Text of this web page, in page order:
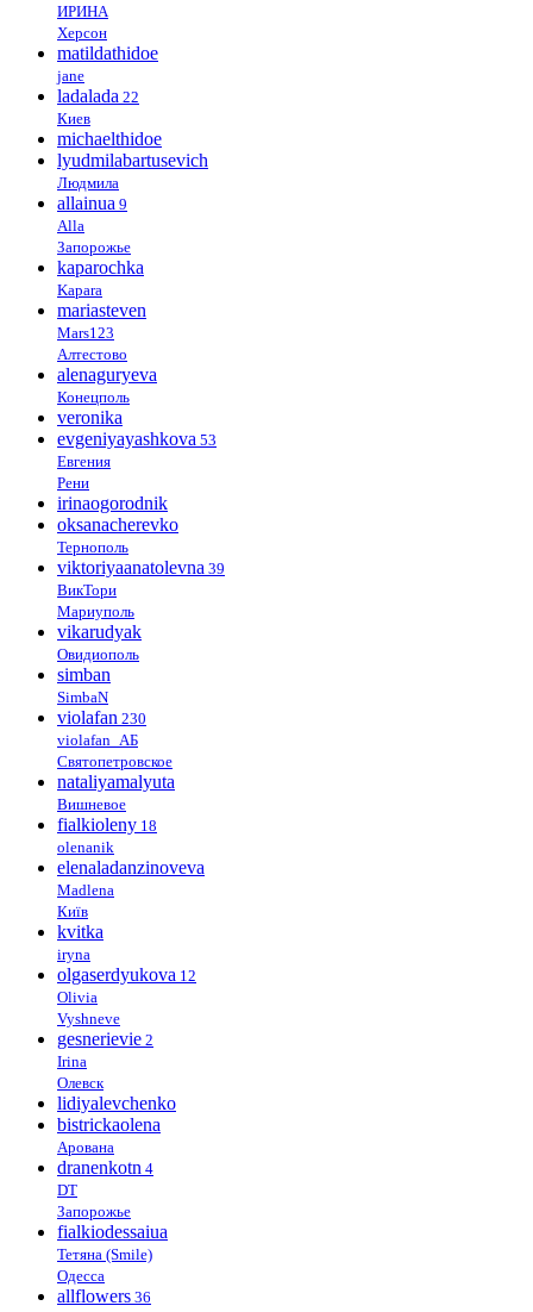
ИРИНА
Херсон
matildathidoe
jane
ladalada 22
Киев
michaelthidoe
lyudmilabartusevich
Людмила
allainua 9
Alla
Запорожье
kaparochka
Kapara
mariasteven
Mars123
Алтестово
alenaguryeva
Конецполь
veronika
evgeniyayashkova 53
Евгения
Рени
irinaogorodnik
oksanacherevko
Тернополь
viktoriyaanatolevna 39
ВикТори
Мариуполь
vikarudyak
Овидиополь
simban
SimbaN
violafan 230
violafan_АБ
Святопетровское
nataliyamalyuta
Вишневое
fialkioleny 18
olenanik
elenaladanzinoveva
Madlena
Київ
kvitka
iryna
olgaserdyukova 12
Olivia
Vyshneve
gesnerievie 2
Irina
Олевск
lidiyalevchenko
bistrickaolena
Арована
dranenkotn 4
DT
Запорожье
fialkiodessaiua
Тетяна (Smile)
Одесса
allflowers 36